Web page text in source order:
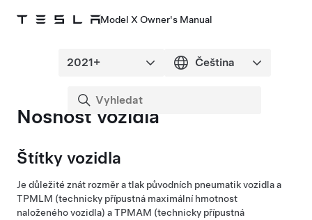
Model X Owner's Manual
Nosnost vozidla
Štítky vozidla
Je důležité znát rozměr a tlak původních pneumatik vozidla a
TPMLM (technicky přípustná maximální hmotnost
naloženého vozidla) a TPMAM (technicky přípustná